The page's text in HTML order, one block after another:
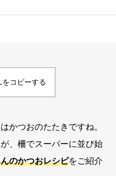
コピーする
かつおのたたきですね。
、柵でスーパーに並び始
のかつおレシピをご紹介